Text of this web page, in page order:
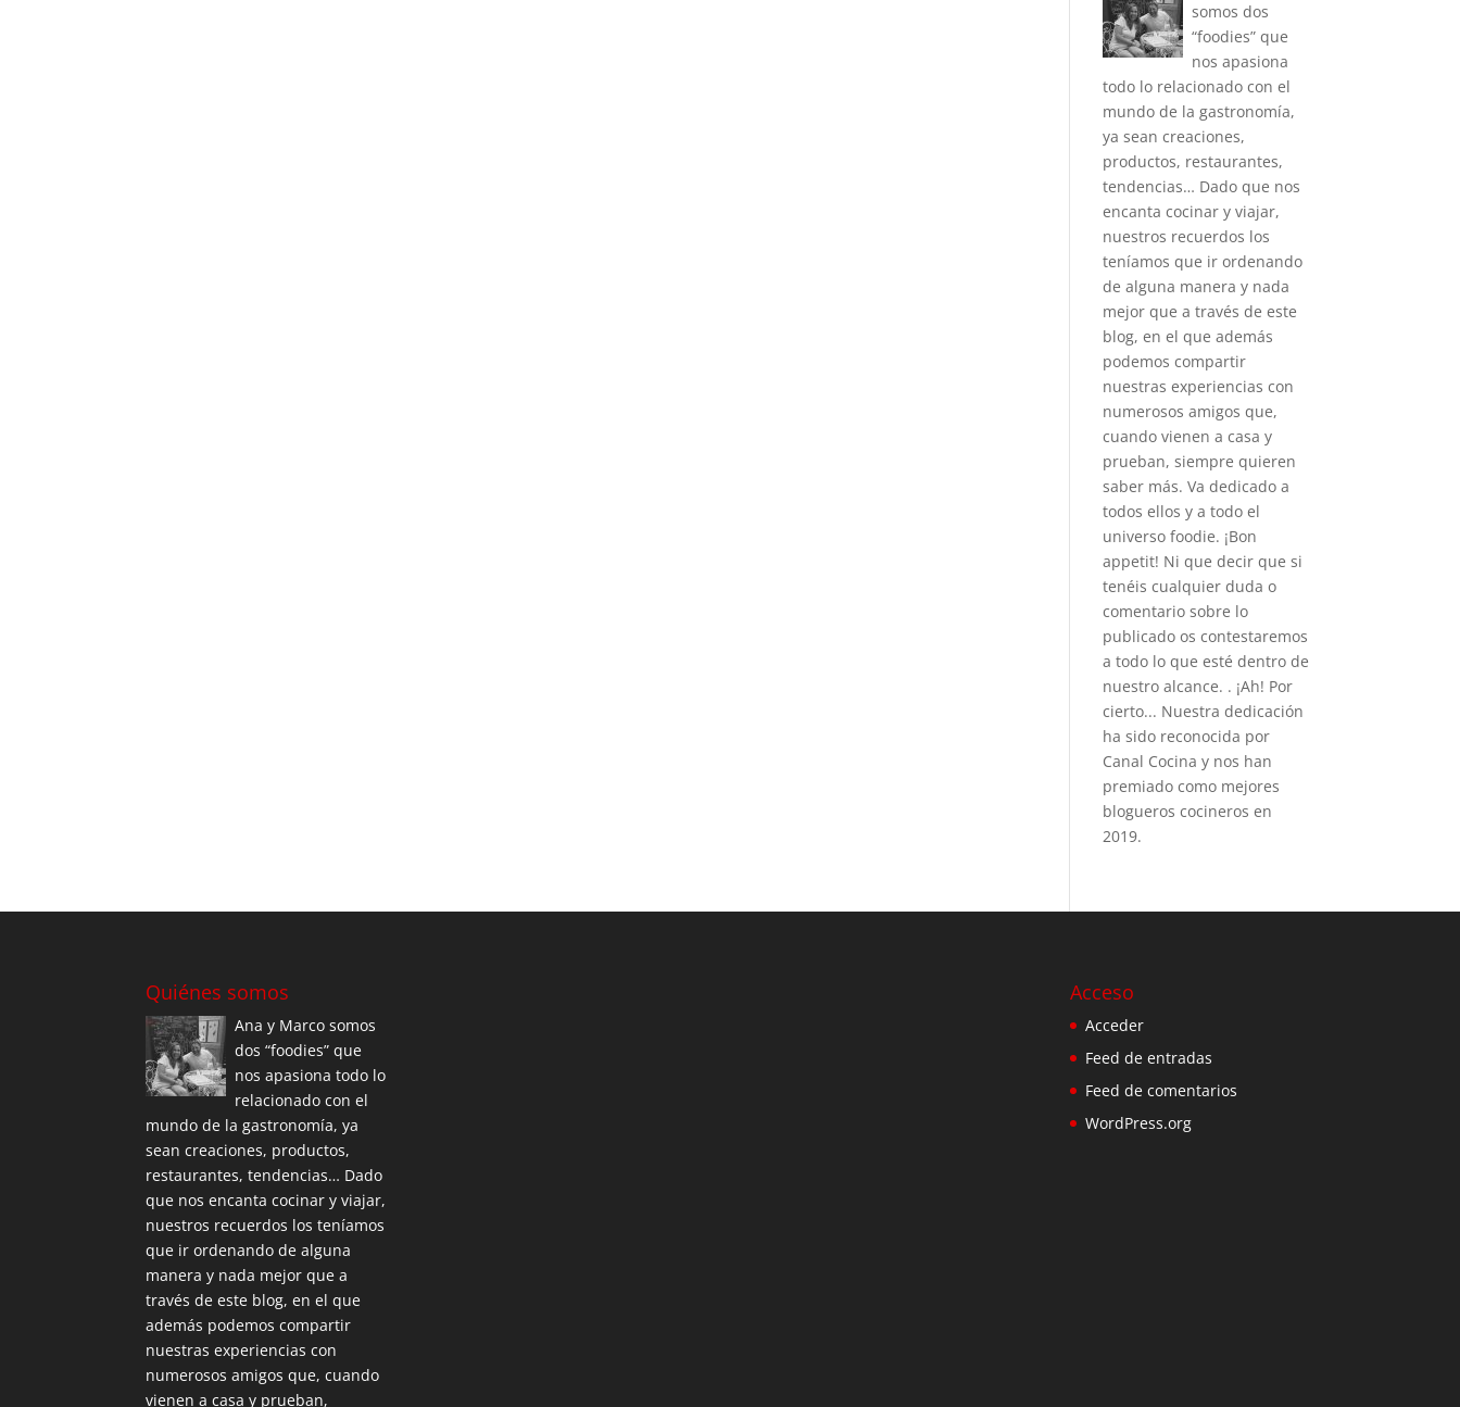
somos dos
“foodies” que
nos apasiona
todo lo relacionado con el
mundo de la gastronomía,
ya sean creaciones,
productos, restaurantes,
tendencias… Dado que nos
encanta cocinar y viajar,
nuestros recuerdos los
teníamos que ir ordenando
de alguna manera y nada
mejor que a través de este
blog, en el que además
podemos compartir
nuestras experiencias con
numerosos amigos que,
cuando vienen a casa y
prueban, siempre quieren
saber más. Va dedicado a
todos ellos y a todo el
universo foodie. ¡Bon
appetit! Ni que decir que si
tenéis cualquier duda o
comentario sobre lo
publicado os contestaremos
a todo lo que esté dentro de
nuestro alcance. . ¡Ah! Por
cierto... Nuestra dedicación
ha sido reconocida por
Canal Cocina y nos han
premiado como mejores
blogueros cocineros en
2019.
Quiénes somos
Ana y Marco somos
dos “foodies” que
nos apasiona todo lo
relacionado con el
mundo de la gastronomía, ya
sean creaciones, productos,
restaurantes, tendencias… Dado
que nos encanta cocinar y viajar,
nuestros recuerdos los teníamos
que ir ordenando de alguna
manera y nada mejor que a
través de este blog, en el que
además podemos compartir
nuestras experiencias con
numerosos amigos que, cuando
vienen a casa y prueban,
Acceso
Acceder
Feed de entradas
Feed de comentarios
WordPress.org